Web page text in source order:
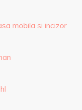
mobila si incizor